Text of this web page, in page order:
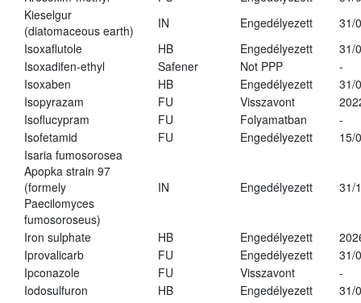
Kieselgur
(diatomaceous earth)
IN Engedélyezett
31/
Isoxaflutole
HB Engedélyezett
31/
Isoxadifen-ethyl
Safener Not PPP
-
Isoxaben
HB Engedélyezett
31/
Isopyrazam
FU Visszavont
Isoflucypram
FU Folyamatban
-
Isofetamid
FU Engedélyezett
15/
Isaria fumosorosea
Apopka strain 97
(formely
Paecilomyces
fumosoroseus)
IN Engedélyezett 31/
Iron sulphate HB Engedélyezett
Iprovalicarb
FU Engedélyezett
31/
Ipconazole
FU Visszavont
-
Iodosulfuron
HB Engedélyezett
31/